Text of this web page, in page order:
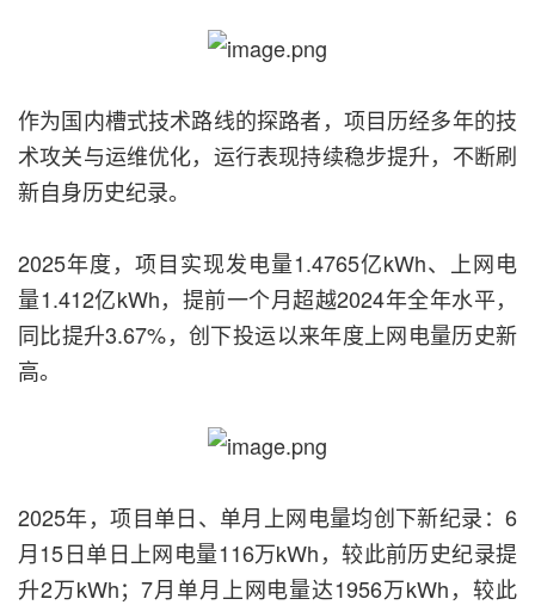
作为国内槽式技术路线的探路者，项目历经多年的技
术攻关与运维优化，运行表现持续稳步提升，不断刷
新自身历史纪录。
2025年度，项目实现发电量1.4765亿kWh、上网电
量1.412亿kWh，提前一个月超越2024年全年水平，
同比提升3.67%，创下投运以来年度上网电量历史新
高。
2025年，项目单日、单月上网电量均创下新纪录：6
月15日单日上网电量116万kWh，较此前历史纪录提
升2万kWh；7月单月上网电量达1956万kWh，较此